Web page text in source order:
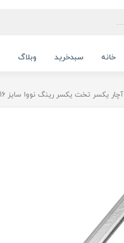
خانه سبدخرید وبلاگ
آچار یکسر تخت یکسر رینگ نووا سایز 16 میلیمتر